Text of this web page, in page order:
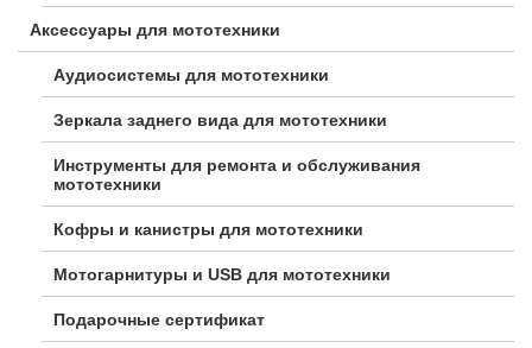
Аксессуары для мототехники
Аудиосистемы для мототехники
Зеркала заднего вида для мототехники
Инструменты для ремонта и обслуживания
мототехники
Кофры и канистры для мототехники
Мотогарнитуры и USB для мототехники
Подарочные сертификат